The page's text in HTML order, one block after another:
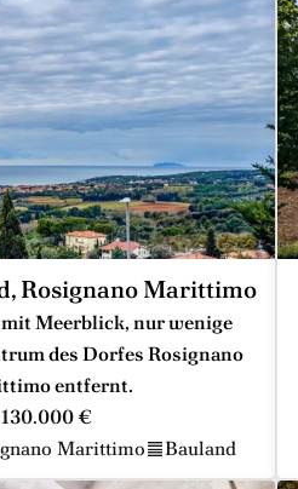
Rosignano Marittimo
Meerblick, nur wenige
des Dorfes Rosignano
entfernt.
130.000 €
Marittimo Bauland